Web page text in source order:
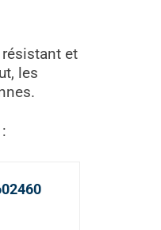
et
les